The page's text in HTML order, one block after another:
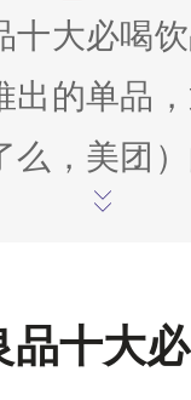
十大必喝
出的单品
么，美团
数等情况
仅供参考
品十大